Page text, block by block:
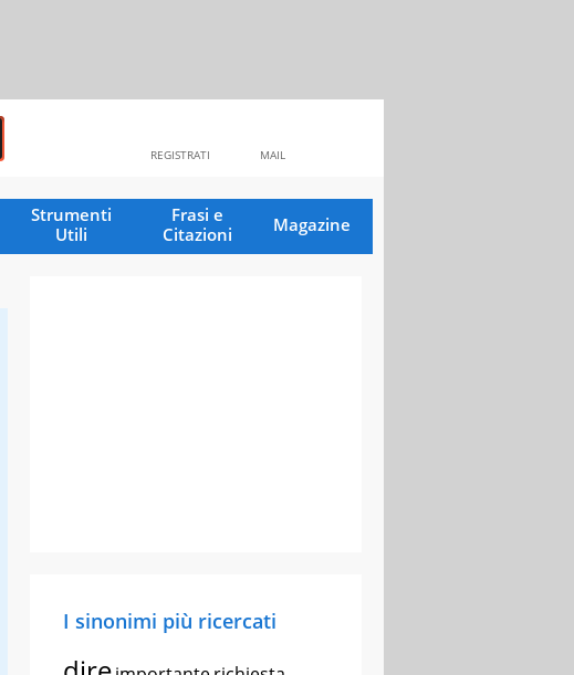
MAIL
REGISTRATI
Strumenti
Utili
Frasi e
Citazioni
Magazine
I sinonimi più ricercati